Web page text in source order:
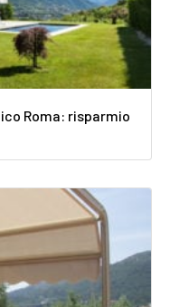
Roma: risparmio